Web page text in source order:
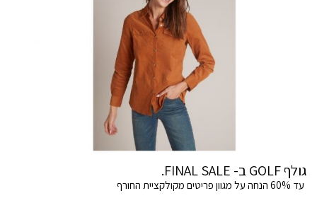
גולף GOLF ב- FINAL SALE.
עד 60% הנחה על מגוון פריטים מקולקציית החורף